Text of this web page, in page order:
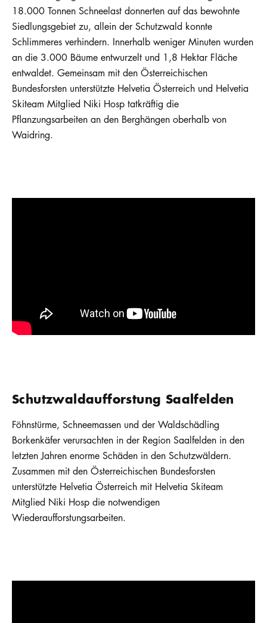
18.000 Tonnen Schneelast donnerten auf das bewohnte
Siedlungsgebiet zu, allein der Schutzwald konnte
Schlimmeres verhindern. Innerhalb weniger Minuten wurden
an die 3.000 Bäume entwurzelt und 1,8 Hektar Fläche
entwaldet. Gemeinsam mit den Österreichischen
Bundesforsten unterstützte Helvetia Österreich und Helvetia
Skiteam Mitglied Niki Hosp tatkräftig die
Pflanzungsarbeiten an den Berghängen oberhalb von
Waidring.
Schutzwaldaufforstung Saalfelden
Föhnstürme, Schneemassen und der Waldschädling
Borkenkäfer verursachten in der Region Saalfelden in den
letzten Jahren enorme Schäden in den Schutzwäldern.
Zusammen mit den Österreichischen Bundesforsten
unterstützte Helvetia Österreich mit Helvetia Skiteam
Mitglied Niki Hosp die notwendigen
Wiederaufforstungsarbeiten.